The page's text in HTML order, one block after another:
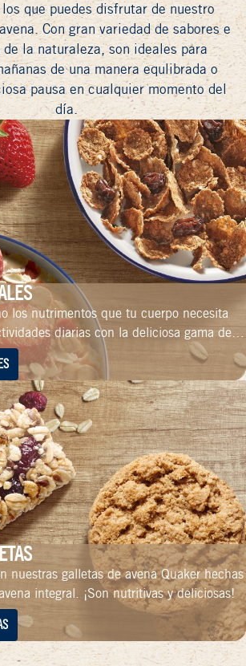
que puedes disfrutar de nuestro
Con gran variedad de sabores e
la naturaleza, son ideales para
de una manera equlibrada o
pausa en cualquier momento del
día.
los nutrimentos que tu cuerpo necesita
diarias con la deliciosa gama de
nuestras galletas de avena Quaker hechas
integral. ¡Son nutritivas y deliciosas!